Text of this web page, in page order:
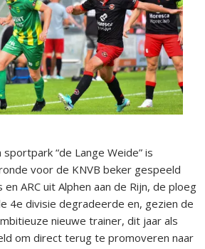
“de Lange Weide” is
voor de KNVB beker gespeeld
en ARC uit Alphen aan de Rijn, de ploeg
4e divisie degradeerde en, gezien de
nieuwe trainer, dit jaar als
om direct terug te promoveren naar